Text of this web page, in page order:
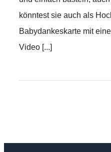
könntest sie auch als
Babydankeskarte mit
Video [...]